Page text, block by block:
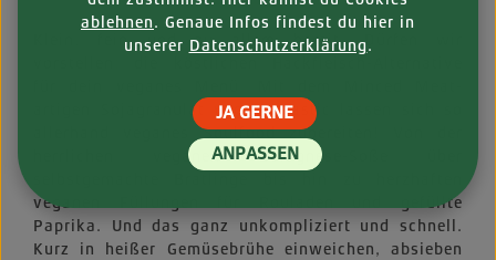
Klein, fein und zu allem bereit. Dürfen wir
artigen Sojagranulat von Vantastic lassen sich so
allerhand veganes Soulfood zubereiten! Von der
herrlichen veganen Bolognese-Soße über
veganen Füllungen für Rouladen und gefüllte
Paprika. Und das ganz unkompliziert und schnell.
Kurz in heißer Gemüsebrühe einweichen, absieben
ablehnen. Genaue Infos findest du hier in
unserer Datenschutzerklärung.
ANPASSEN
JA GERNE